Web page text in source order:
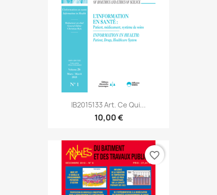
IB2015133 Art. Ce Qui...
10,00 €
favorite_border